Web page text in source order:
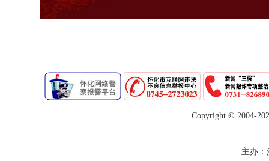
Copyright © 2004-
主办：